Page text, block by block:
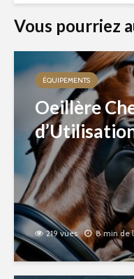
Vous pourriez
ÉQUIPEMENTS
Oeillère
219 vues 8 min de